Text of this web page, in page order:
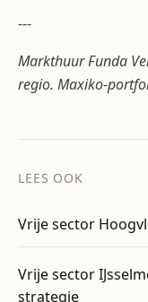
---
Markthuur Funda
regio. Maxiko-
LEES OOK
Vrije sector
Vrije sector
strategie